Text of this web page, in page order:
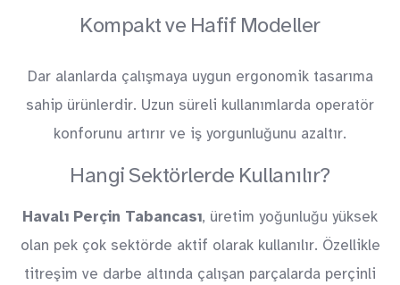
Kompakt ve Hafif Modeller
Dar alanlarda çalışmaya uygun ergonomik tasarıma
sahip ürünlerdir. Uzun süreli kullanımlarda operatör
konforunu artırır ve iş yorgunluğunu azaltır.
Hangi Sektörlerde Kullanılır?
Havalı Perçin Tabancası, üretim yoğunluğu yüksek
olan pek çok sektörde aktif olarak kullanılır. Özellikle
titreşim ve darbe altında çalışan parçalarda perçinli